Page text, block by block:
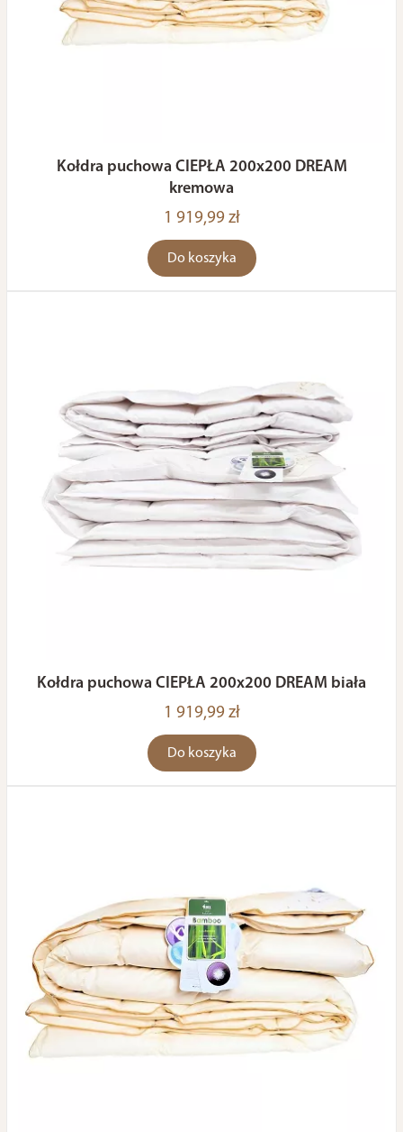
Kołdra puchowa CIEPŁA 200x200 DREAM
kremowa
1 919,99 zł
Do koszyka
Kołdra puchowa CIEPŁA 200x200 DREAM biała
1 919,99 zł
Do koszyka